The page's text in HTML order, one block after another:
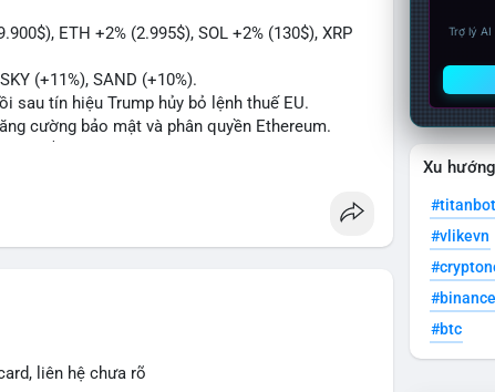
ETH +2% (2.995$), SOL +2% (130$), XRP
(+11%), SAND (+10%).
sau tín hiệu Trump hủy bỏ lệnh thuế EU.
cường bảo mật và phân quyền Ethereum.
Act, mặc dù chưa có sự đồng thuận hai đảng.
giấy phép stablecoin theo khung mới nghiêm
lý, thiết lập tiền lệ cho các vụ án hình sự và
sớm, dù vẫn còn rào cản pháp lý.
liên hệ chưa rõ
Trợ lý
Xu
#titanbot
#vlikevn
#btc